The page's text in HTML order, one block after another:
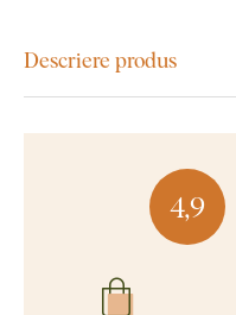
Descriere produs
4,9